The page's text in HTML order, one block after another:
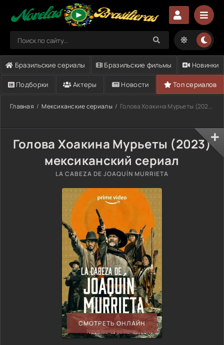
Бразильские сериалы Бразильские фильмы Новинки
Подборки Актеры Новости Топ сериалов
Главная Мексиканские сериалы Голова Хоакина Мурьеты (2023)
Голова Хоакина Мурьеты (2023)
мексиканский сериал
LA CABEZA DE JOAQUÍN MURRIETA
СМОТРЕТЬ ОНЛАЙН